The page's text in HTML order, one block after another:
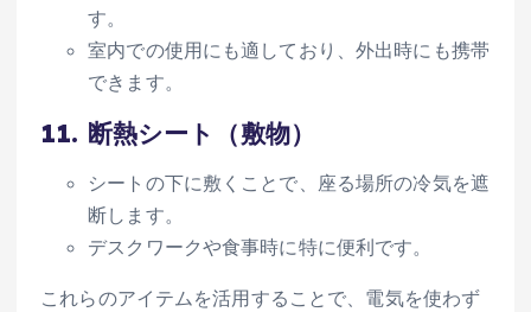
す。
室内での使用にも適しており、外出時にも携帯
できます。
11. 断熱シート（敷物）
シートの下に敷くことで、座る場所の冷気を遮
断します。
デスクワークや食事時に特に便利です。
これらのアイテムを活用することで、電気を使わず